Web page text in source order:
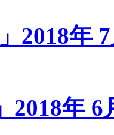
」2018
2018